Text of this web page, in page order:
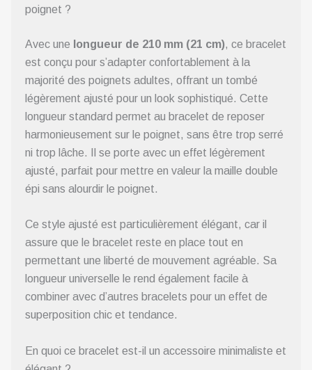
poignet ?
Avec une longueur de 210 mm (21 cm), ce bracelet
est conçu pour s’adapter confortablement à la
majorité des poignets adultes, offrant un tombé
légèrement ajusté pour un look sophistiqué. Cette
longueur standard permet au bracelet de reposer
harmonieusement sur le poignet, sans être trop serré
ni trop lâche. Il se porte avec un effet légèrement
ajusté, parfait pour mettre en valeur la maille double
épi sans alourdir le poignet.
Ce style ajusté est particulièrement élégant, car il
assure que le bracelet reste en place tout en
permettant une liberté de mouvement agréable. Sa
longueur universelle le rend également facile à
combiner avec d’autres bracelets pour un effet de
superposition chic et tendance.
En quoi ce bracelet est-il un accessoire minimaliste et